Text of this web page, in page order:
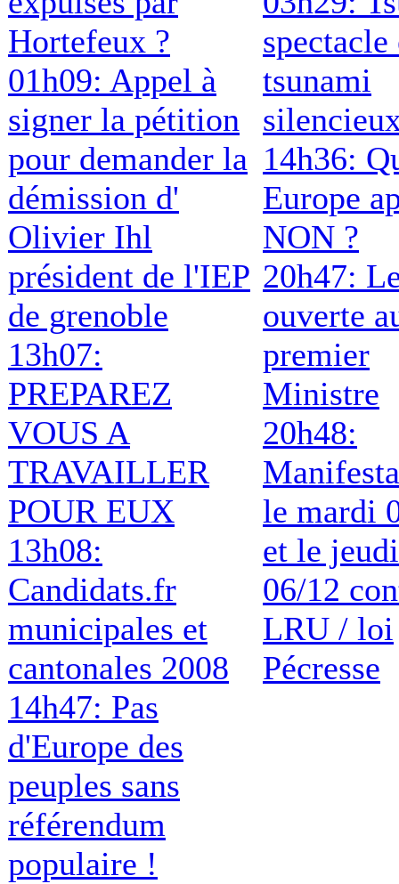
Hortefeux ?
01h09: Appel à
signer la pétition
pour demander la
démission d'
Olivier Ihl
président de l'IEP
de grenoble
13h07:
PREPAREZ
VOUS A
TRAVAILLER
POUR EUX
13h08:
Candidats.fr
municipales et
cantonales 2008
14h47: Pas
d'Europe des
peuples sans
référendum
populaire !
spectacle
tsunami
14h36:
Europe
NON ?
20h47:
ouverte
premier
Ministre
20h48:
le mardi
et le jeudi
06/12
LRU / loi
Pécresse